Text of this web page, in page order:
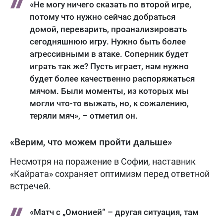
«Не могу ничего сказать по второй игре,
потому что нужно сейчас добраться
домой, переварить, проанализировать
сегодняшнюю игру. Нужно быть более
агрессивными в атаке. Соперник будет
играть так же? Пусть играет, нам нужно
будет более качественно распоряжаться
мячом. Были моменты, из которых мы
могли что-то выжать, но, к сожалению,
теряли мяч», – отметил он.
«Верим, что можем пройти дальше»
Несмотря на поражение в Софии, наставник
«Кайрата» сохраняет оптимизм перед ответной
встречей.
«Матч с „Омонией“ – другая ситуация, там